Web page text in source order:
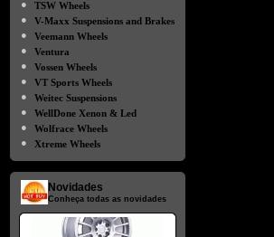
●
TSW Wheels
●
V-Maxx Suspensions and Brakes
●
Veemann Wheels
●
Ventura
●
Vossen Wheels
●
VT Sports Wheels
●
Weitec Suspensions
●
WellDone Xenon & Led
●
Wolfrace Wheels
●
Xtreme Wheels
Novidades
Conheça todas as novidades